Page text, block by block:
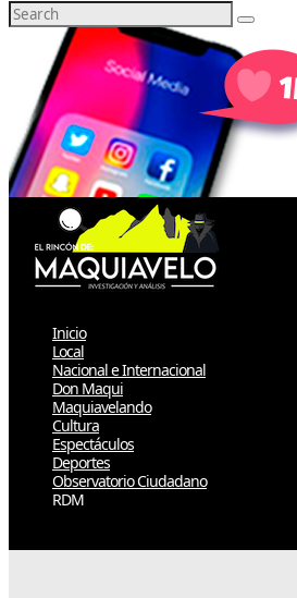
Inicio
Local
Nacional e Internacional
Don Maqui
Maquiavelando
Cultura
Espectáculos
Deportes
Observatorio Ciudadano
RDM